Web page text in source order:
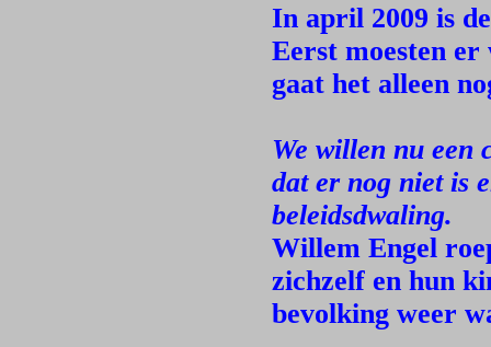
In april 2009 is
Eerst moesten
gaat het alleen
We willen nu een
dat er nog niet is
beleidsdwaling.
Willem Engel
zichzelf en hun
bevolking weer